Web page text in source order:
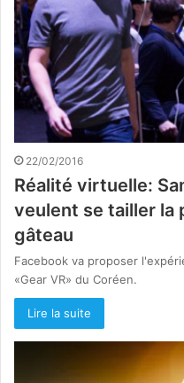
22/02/2016
Réalité virtuelle:
veulent se tailler la
gâteau
Facebook va proposer
«Gear VR» du Coréen.
Lire la suite